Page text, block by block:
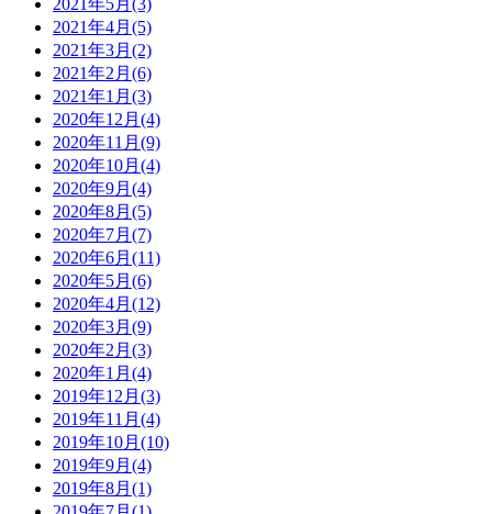
2021年5月(3)
2021年4月(5)
2021年3月(2)
2021年2月(6)
2021年1月(3)
2020年12月(4)
2020年11月(9)
2020年10月(4)
2020年9月(4)
2020年8月(5)
2020年7月(7)
2020年6月(11)
2020年5月(6)
2020年4月(12)
2020年3月(9)
2020年2月(3)
2020年1月(4)
2019年12月(3)
2019年11月(4)
2019年10月(10)
2019年9月(4)
2019年8月(1)